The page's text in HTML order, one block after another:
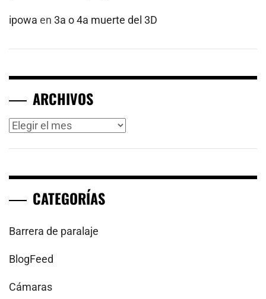
ipowa en 3a o 4a muerte del 3D
ARCHIVOS
Archivos
CATEGORÍAS
Barrera de paralaje
BlogFeed
Cámaras